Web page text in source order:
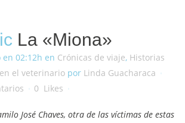
La «Miona»
en 02:12h en Crónicas de viaje, Historias
el veterinario por Linda Guacharaca
0 Likes
José Chaves, otra de las víctimas de estas